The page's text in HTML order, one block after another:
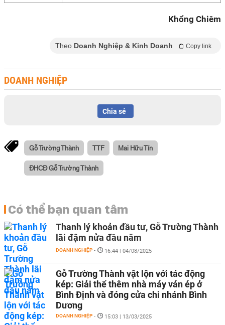
Khổng Chiêm
Theo Doanh Nghiệp & Kinh Doanh Copy link
DOANH NGHIỆP
Chia sẻ
Gỗ Trường Thành TTF Mai Hữu Tín
ĐHCĐ Gỗ Trường Thành
Có thể bạn quan tâm
Thanh lý khoản đầu tư, Gỗ Trường Thành
lãi đậm nửa đầu năm
DOANH NGHIỆP - 16:44 | 04/08/2025
Gỗ Trường Thành vật lộn với tác động
kép: Giải thể thêm nhà máy ván ép ở
Bình Định và đóng cửa chi nhánh Bình
Dương
DOANH NGHIỆP - 15:03 | 13/03/2025